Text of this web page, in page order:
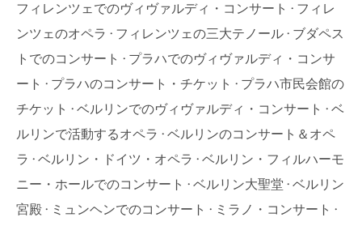
フィレンツェでのヴィヴァルディ・コンサート
フィレ
ンツェのオペラ
フィレンツェの三大テノール
ブダペス
トでのコンサート
プラハでのヴィヴァルディ・コンサ
ート
プラハのコンサート・チケット
プラハ市民会館の
チケット
ベルリンでのヴィヴァルディ・コンサート
ベ
ルリンで活動するオペラ
ベルリンのコンサート＆オペ
ラ
ベルリン・ドイツ・オペラ
ベルリン・フィルハーモ
ニー・ホールでのコンサート
ベルリン大聖堂
ベルリン
宮殿
ミュンヘンでのコンサート
ミラノ・コンサート